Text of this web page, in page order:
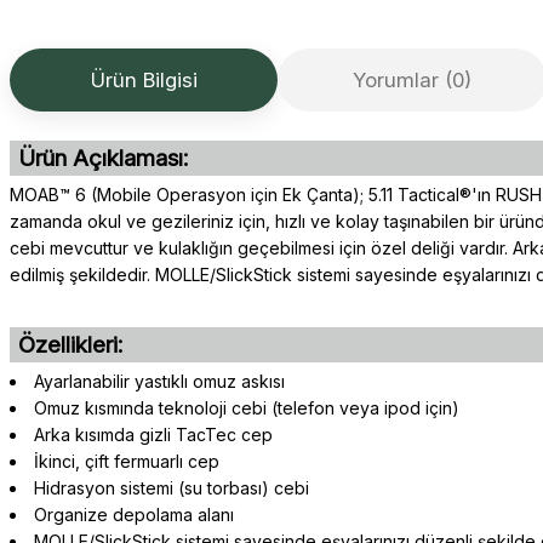
Ürün Bilgisi Yorumlar (0)
Ürün Açıklaması:
MOAB™ 6 (Mobile Operasyon için Ek Çanta); 5.11 Tactical®'ın
zamanda okul ve gezileriniz için, hızlı ve kolay taşınabilen bir
cebi mevcuttur ve kulaklığın geçebilmesi için özel deliği vardır.
edilmiş şekildedir. MOLLE/SlickStick sistemi sayesinde
Özellikleri:
Ayarlanabilir yastıklı omuz askısı
Omuz kısmında teknoloji cebi (telefon veya ipod için)
Arka kısımda gizli TacTec cep
İkinci, çift fermuarlı cep
Hidrasyon sistemi (su torbası) cebi
Organize depolama alanı